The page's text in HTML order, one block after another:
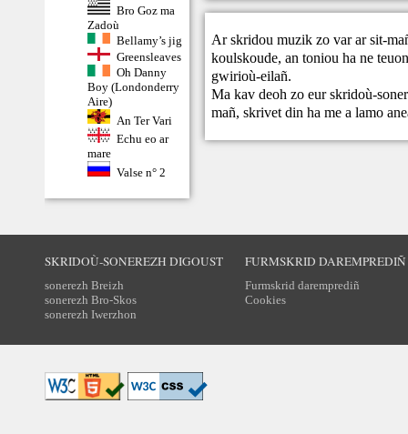
Bro Goz ma
Zadoù
Bellamy’s jig
Greensleaves
Oh Danny
Boy (Londonderry
Aire)
An Ter Vari
Echu eo ar
mare
Valse n° 2
Ar skridou muzik zo var ar sit-
koulskoude, an toniou ha ne
gwirioù-eilañ.
Ma kav deoh zo eur skridoù-
mañ,skrivet din ha me a lamo
SKRIDOÙ-SONEREZH DIGOUST
sonerezh Breizh
sonerezh Bro-Skos
sonerezh Iwerzhon
FURMSKRID DAREMPREDIÑ
Furmskrid daremprediñ
Cookies